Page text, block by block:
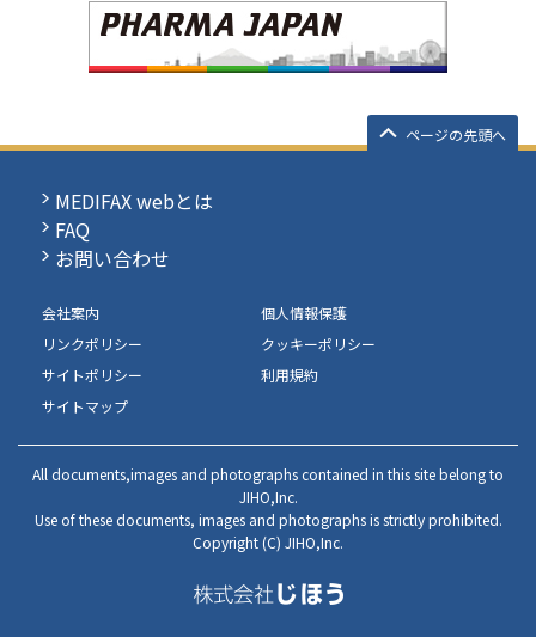
ページの先頭へ
MEDIFAX webとは
FAQ
お問い合わせ
会社案内
個人情報保護
リンクポリシー
クッキーポリシー
サイトポリシー
利用規約
サイトマップ
All documents,images and photographs contained in this site belong to
JIHO,Inc.
Use of these documents, images and photographs is strictly prohibited.
Copyright (C) JIHO,Inc.